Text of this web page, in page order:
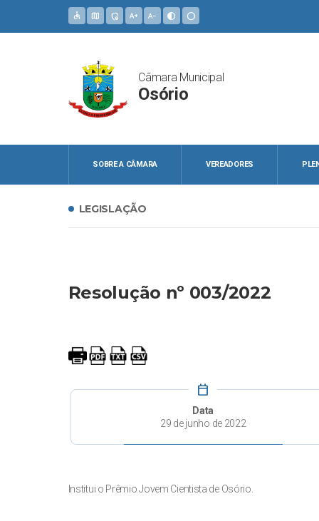
accessible map admin_panel_settings text_increase text_decrease contrast circle
Câmara Municipal
Osório
SOBRE A CÂMARA VEREADORES
LEGISLAÇÃO
Resolução nº 003/2022
calendar_today
Data
29 de junho de 2022
Institui o Prêmio Jovem Cientista de Osório.